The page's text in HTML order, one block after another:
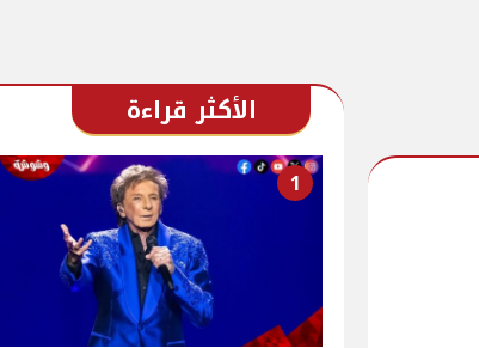
الأكثر قراءة
1